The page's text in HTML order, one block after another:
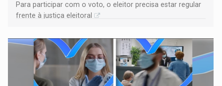
Para participar com o voto, o eleitor precisa estar regular
frente à justiça eleitoral